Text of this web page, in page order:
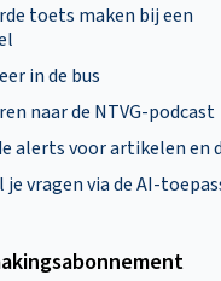
toets maken bij een
in de bus
naar de NTVG-podcast
alerts voor artikelen en
vragen via de AI-